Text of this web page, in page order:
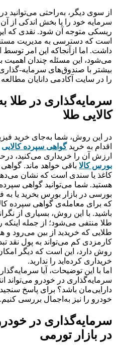
از سوی دیگر، به‌راحتی می‌توانید
سرمایه خود را یا بخش اندکی از آن
ریسکی متوجه آن شود. نقدی که
است که دسترسی به مدیریت
داشت. اما ازآنجاکه این امر توسط
می‌‌‌‌‌‌‌‌‌‌‌‌‌‌‌‌‌‌‌‌‌‌‌‌‌‌‌‌‌‌‌‌‌‌‌‌‌‌‌‌‌‌‌‌‌‌‌‌‌‌‌‌‌‌‌‌‌‌‌‌‌‌‌‌‌‌‌‌‌‌‌‌‌‌‌‌‌‌‌‌شود، این مسئله چندان اهمیت
بیشتر با صندوق‌‌‌‌‌‌‌‌‌‌‌‌‌‌‌‌‌‌‌‌‌‌‌‌‌‌‌‌‌‌‌‌‌‌‌‌‌‌‌‌‌‌‌‌‌‌‌‌‌‌‌‌‌‌‌‌‌‌‌‌‌‌‌‌‌‌‌‌‌‌‌‌‌‌‌‌‌‌‌‌های سرمایه-
را در سایت آکادمی دانایان مطالعه
سرمایه‌گذاری در طلا
کالایی طلا
در این روش، شما به‌جای خرید
اقدام به خریدگواهی سپرده کالایی
ارزش آن را خریداری می‌کنید،
بورس کالا باقی خواهد ماند.
کاغذ یا سندی است که نشان
هستید. شما می‌توانید گواهی
بورسی در بازار بورس بخرید یا
که برای معامله‌ی گواهی سپرده
باشید. با این روش، بسیاری از
طلا منتفی می‌شود؛ از جمله
طلایی که خریدید از بین می‌رود و
کارمزدی کم می‌تواند به پول نقد
روش دارد، این است که دیگر
خریداری کرده‌اید را ندارید.
اما با این توضیحات، آیا
سرمایه‌‌‌‌‌‌‌‌‌‌‌‌‌‌‌‌‌‌‌‌‌‌‌‌‌‌‌‌‌‌‌‌‌‌‌‌‌‌‌‌‌‌‌‌‌‌‌‌‌‌‌‌‌‌‌‌‌‌‌‌‌‌‌‌‌‌‌‌‌‌‌‌‌‌‌‌‌‌‌‌گذاری در خودرو می‌تواند
دارایی‌مان باشد؟ برای پاسخ
خودرو را نیز به‌اجمال بررسی کنیم.
سرمایه‌گذاری در
در بازار تورمی